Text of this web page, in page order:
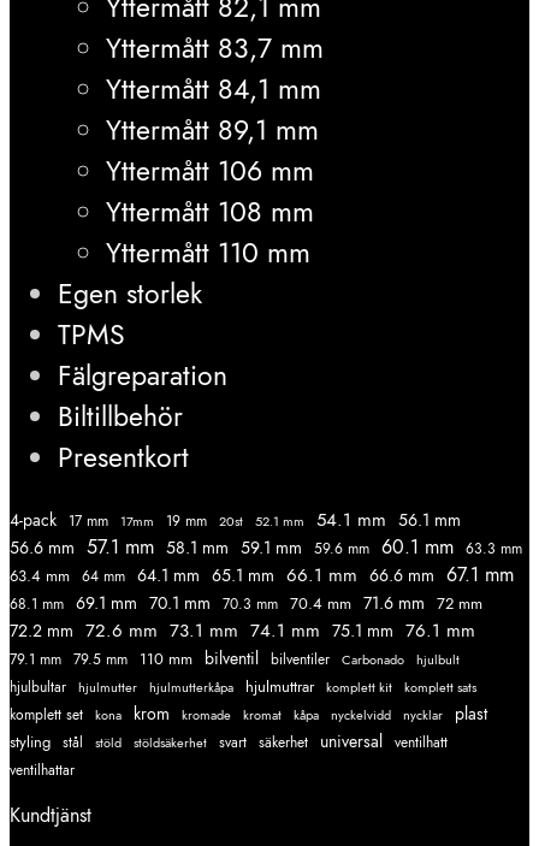
Yttermått 83,7 mm
Yttermått 84,1 mm
Yttermått 89,1 mm
Yttermått 106 mm
Yttermått 108 mm
Yttermått 110 mm
Egen storlek
TPMS
Fälgreparation
Biltillbehör
Presentkort
4-pack 17 mm 17mm 19 mm 20st 52.1 mm 54.1 mm 56.1 mm
56.6 mm 57.1 mm 58.1 mm 59.1 mm 59.6 mm 60.1 mm 63.3 mm
63.4 mm 64 mm 64.1 mm 65.1 mm 66.1 mm 66.6 mm 67.1 mm
68.1 mm 69.1 mm 70.1 mm 70.3 mm 70.4 mm 71.6 mm 72 mm
72.2 mm 72.6 mm 73.1 mm 74.1 mm 75.1 mm 76.1 mm
79.1 mm 79.5 mm 110 mm bilventil bilventiler Carbonado hjulbult
hjulbultar hjulmutter hjulmutterkåpa hjulmuttrar komplett kit komplett sats
komplett set kona krom kromade kromat kåpa nyckelvidd nycklar
plast
styling
stål stöld stöldsäkerhet svart säkerhet universal ventilhatt
ventilhattar
Kundtjänst